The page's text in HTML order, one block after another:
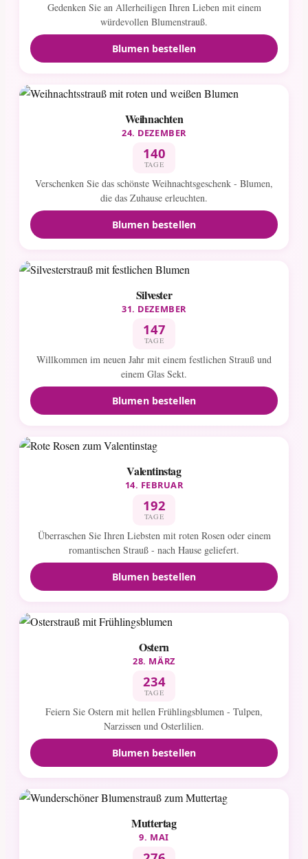
Gedenken Sie an Allerheiligen Ihren Lieben mit einem
würdevollen Blumenstrauß.
Blumen bestellen
Weihnachten
24. DEZEMBER
140
TAGE
Verschenken Sie das schönste Weihnachtsgeschenk - Blumen,
die das Zuhause erleuchten.
Blumen bestellen
Silvester
31. DEZEMBER
147
TAGE
Willkommen im neuen Jahr mit einem festlichen Strauß und
einem Glas Sekt.
Blumen bestellen
Valentinstag
14. FEBRUAR
192
TAGE
Überraschen Sie Ihren Liebsten mit roten Rosen oder einem
romantischen Strauß - nach Hause geliefert.
Blumen bestellen
Ostern
28. MÄRZ
234
TAGE
Feiern Sie Ostern mit hellen Frühlingsblumen - Tulpen,
Narzissen und Osterlilien.
Blumen bestellen
Muttertag
9. MAI